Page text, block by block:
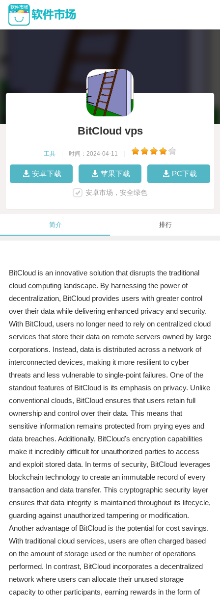
BitCloud vps
工具 时间：2024-04-11
安卓下载 苹果下载 PC下载
安卓市场，安全绿色
简介 排行
BitCloud is an innovative solution that disrupts the traditional
cloud computing landscape. By harnessing the power of
decentralization, BitCloud provides users with greater control
over their data while delivering enhanced privacy and security.
With BitCloud, users no longer need to rely on centralized cloud
services that store their data on remote servers owned by large
corporations. Instead, data is distributed across a network of
interconnected devices, making it more resilient to cyber
threats and less vulnerable to single-point failures. One of the
standout features of BitCloud is its emphasis on privacy. Unlike
conventional clouds, BitCloud ensures that users retain full
ownership and control over their data. This means that
sensitive information remains protected from prying eyes and
data breaches. Additionally, BitCloud's encryption capabilities
make it incredibly difficult for unauthorized parties to access
and exploit stored data. In terms of security, BitCloud leverages
blockchain technology to create an immutable record of every
transaction and data transfer. This cryptographic security layer
ensures that data integrity is maintained throughout its lifecycle,
guarding against unauthorized tampering or modification.
Another advantage of BitCloud is the potential for cost savings.
With traditional cloud services, users are often charged based
on the amount of storage used or the number of operations
performed. In contrast, BitCloud incorporates a decentralized
network where users can allocate their unused storage
capacity to other participants, earning rewards in the form of